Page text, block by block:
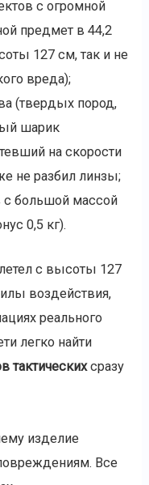
с огромной
предмет в 44,2
127 см, так и не
вреда);
(твердых пород,
шарик
на скорости
не разбил линзы;
с большой массой
0,5 кг).
с высоты 127
воздействия,
реального
легко найти
тактическихсразу
изделие
Все